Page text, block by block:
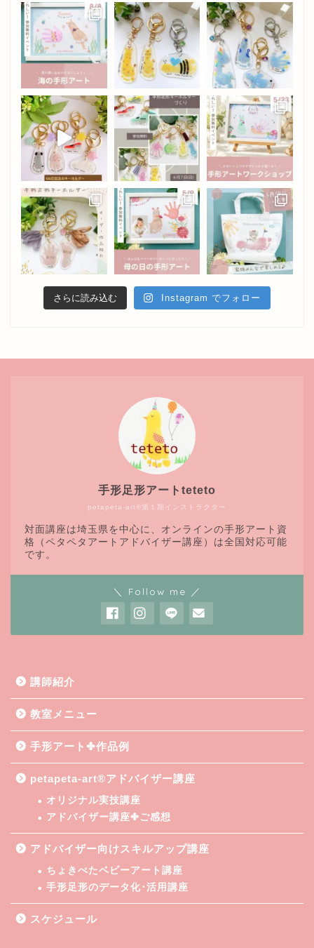
さらに読み込む Instagram でフォロー
petapeta-art®第１期インストラクター
手形足形アートteteto
対面講座は埼玉県を中心に、オンラインの手形アート資
格（ペタペタアートアドバイザー講座）は全国対応可能
です。
＼ Follow me ／
講師紹介
教室メニュー
手形アート✤作品例
petapeta-art®アドバイザー講座
オリジナル実技講座
アドバイザー講座✤ご感想
アドバイザー向けスキルアップ講座
ちょきぺたベビーアート講座
手形足形のデータ化･活用講座
スケジュール